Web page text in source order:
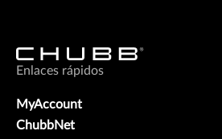
Enlaces rápidos
MyAccount
ChubbNet